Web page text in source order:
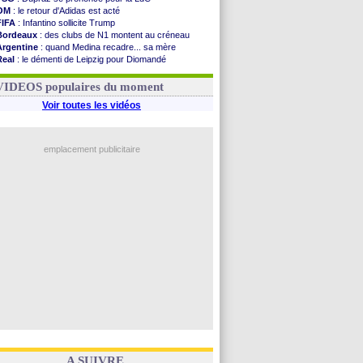
: le retour d'Adidas est acté
: Infantino sollicite Trump
: des clubs de N1 montent au créneau
: quand Medina recadre... sa mère
: le démenti de Leipzig pour Diomandé
: Paixão attire un 2e club anglais
populaires du moment
Voir toutes les vidéos
emplacement publicitaire